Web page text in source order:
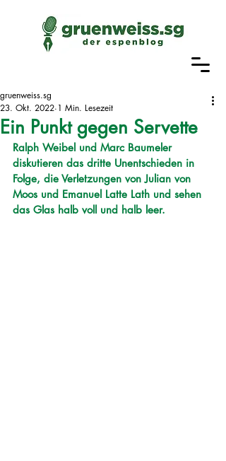
Ein Punkt gegen Servette
gruenweiss.sg
23. Okt. 2022 1 Min. Lesezeit
Ralph Weibel und Marc Baumeler
diskutieren das dritte Unentschieden in
Folge, die Verletzungen von Julian von
Moos und Emanuel Latte Lath und sehen
das Glas halb voll und halb leer.